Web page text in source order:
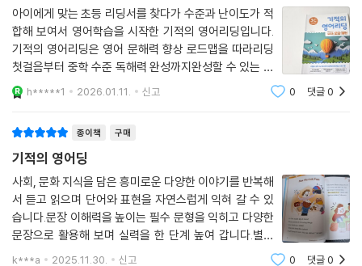
아이에게 맞는 초등 리딩서를 찾다가 수준과 난이도가 적
합해 보여서 영어학습을 시작한 기적의 영어리딩입니다.
기적의 영어리딩은 영어 문해력 향상 로드맵을 따라리딩
첫걸음부터 중학 수준 독해력 완성까지완성할 수 있는 초
등영어문제집입니다.파닉스 이후 첫 리딩 시작부터 중학
수준의 독해력까지 쉽게 완성할 수 있는 교재로 ar, 렉사
h*****1 2026.01.11. 신고 0 댓글0
종이책 구매
기적의 영어딩
사회, 문화 지식을 담은 흥미로운 다양한 이야기를 반복해
서 듣고 읽으며 단어와 표현을 자연스럽게 익혀 갈 수 있
습니다.문장 이해력을 높이는 필수 문형을 익히고 다양한
문장으로 활용해 보며 실력을 한 단계 높여 갑니다.별책
부록 책에서 문장을 의미단위로 나눠 읽어가면서 영작 연
k***a 2025.11.30. 신고 0 댓글0